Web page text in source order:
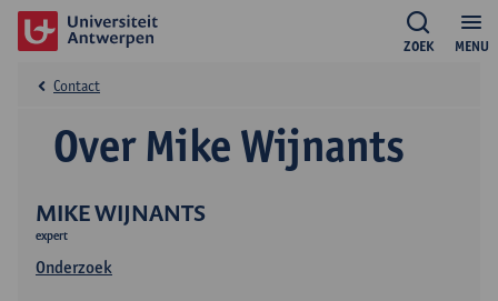
MENU
ZOEK
MIKE WIJNANTS
expert
Onderzoek
Over Mike Wijnants
Contact